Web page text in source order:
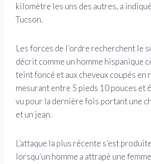
kilomètre les uns des autres, a
Tucson.
Les forces de l’ordre recherchent le
décrit comme un homme hispanique
teint foncé et aux cheveux coupés en
mesurant entre 5 pieds 10 pouces et
vu pour la dernière fois portant une
et un jean.
L’attaque la plus récente s’est
lorsqu’un homme a attrapé une